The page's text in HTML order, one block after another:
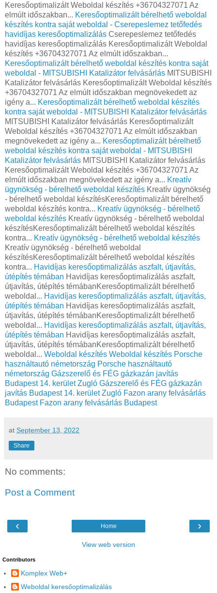
Keresőoptimalizált Weboldal készítés +36704327071 Az
elmúlt időszakban... Keresőoptimalizált bérelhető weboldal
készítés kontra saját weboldal - Cserepeslemez tetőfedés
havidíjas keresőoptimalizálás Cserepeslemez tetőfedés
havidíjas keresőoptimalizálás Keresőoptimalizált Weboldal
készítés +36704327071 Az elmúlt időszakban...
Keresőoptimalizált bérelhető weboldal készítés kontra saját
weboldal - MITSUBISHI Katalizátor felvásárlás MITSUBISHI
Katalizátor felvásárlás Keresőoptimalizált Weboldal készítés
+36704327071 Az elmúlt időszakban megnövekedett az
igény a... Keresőoptimalizált bérelhető weboldal készítés
kontra saját weboldal - MITSUBISHI Katalizátor felvásárlás
MITSUBISHI Katalizátor felvásárlás Keresőoptimalizált
Weboldal készítés +36704327071 Az elmúlt időszakban
megnövekedett az igény a... Keresőoptimalizált bérelhető
weboldal készítés kontra saját weboldal - MITSUBISHI
Katalizátor felvásárlás MITSUBISHI Katalizátor felvásárlás
Keresőoptimalizált Weboldal készítés +36704327071 Az
elmúlt időszakban megnövekedett az igény a... Kreatív
ügynökség - bérelhető weboldal készítés Kreatív ügynökség
- bérelhető weboldal készítésKeresőoptimalizált bérelhető
weboldal készítés kontra... Kreatív ügynökség - bérelhető
weboldal készítés Kreatív ügynökség - bérelhető weboldal
készítésKeresőoptimalizált bérelhető weboldal készítés
kontra... Kreatív ügynökség - bérelhető weboldal készítés
Kreatív ügynökség - bérelhető weboldal
készítésKeresőoptimalizált bérelhető weboldal készítés
kontra... Havidíjas keresőoptimalizálás aszfalt, útjavítás,
útépítés témában Havidíjas keresőoptimalizálás aszfalt,
útjavítás, útépítés témábanKeresőoptimalizált bérelhető
weboldal... Havidíjas keresőoptimalizálás aszfalt, útjavítás,
útépítés témában Havidíjas keresőoptimalizálás aszfalt,
útjavítás, útépítés témábanKeresőoptimalizált bérelhető
weboldal... Havidíjas keresőoptimalizálás aszfalt, útjavítás,
útépítés témában Havidíjas keresőoptimalizálás aszfalt,
útjavítás, útépítés témábanKeresőoptimalizált bérelhető
weboldal... Weboldal készítés Weboldal készítés Porsche
használtautó németország Porsche használtautó
németország Gázszerelő és FÉG gázkazán javítás
Budapest 14. kerület Zugló Gázszerelő és FÉG gázkazán
javítás Budapest 14. kerület Zugló Fazon arany felvásárlás
Budapest Fazon arany felvásárlás Budapest
at September 13, 2022
Share
No comments:
Post a Comment
‹ ›
Home
View web version
Contributors
Komplex Web+
Weboldal keresőoptimalizálás